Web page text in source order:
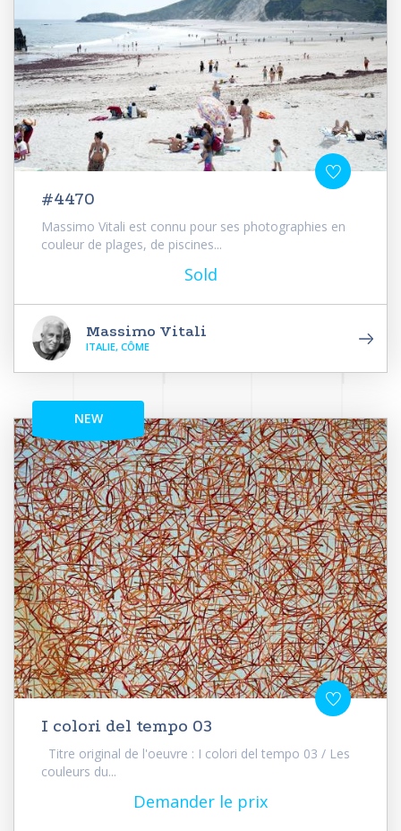
#4470
Massimo Vitali est connu pour ses photographies en
couleur de plages, de piscines...
Sold
Massimo Vitali
ITALIE, CÔME
NEW
I colori del tempo 03
Titre original de l'oeuvre : I colori del tempo 03 / Les
couleurs du...
Demander le prix